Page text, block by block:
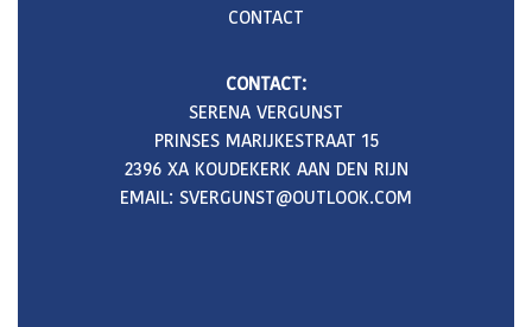
CONTACT
CONTACT:
SERENA VERGUNST
PRINSES MARIJKESTRAAT 15
2396 XA KOUDEKERK AAN DEN RIJN
EMAIL: SVERGUNST@OUTLOOK.COM